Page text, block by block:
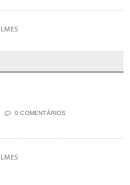
0 COMENTÁRIOS